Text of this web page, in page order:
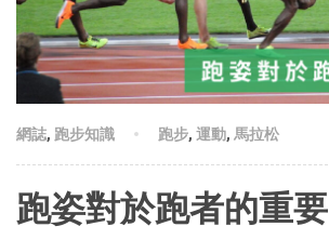
網誌, 跑步知識 跑步, 運動, 馬拉松
跑姿對於跑者的重要